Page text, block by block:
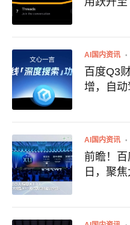
AI国内资讯
百度Q3
增，自
AI国内资讯
前瞻！
日，聚